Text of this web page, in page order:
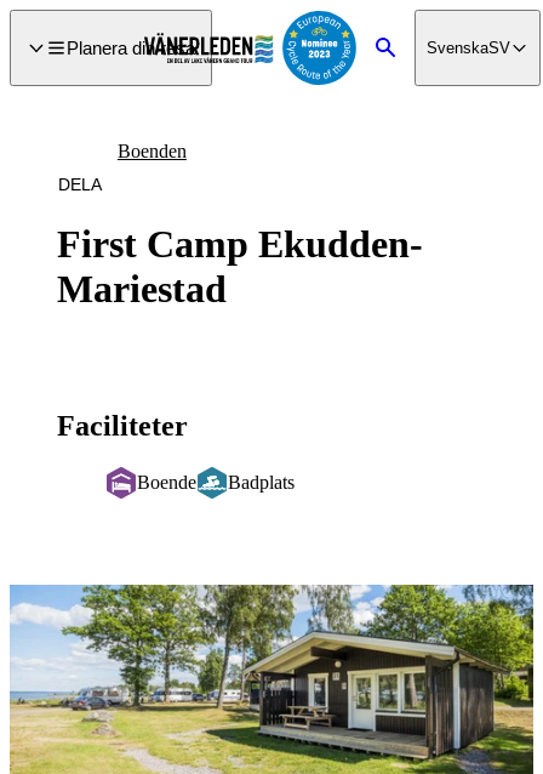
till
Planera din resa
Sök SvenskaSV
First Camp Ekudden-
Mariestad
Boenden
DELA
Faciliteter
Boende Badplats
Bildspel
med
bilder